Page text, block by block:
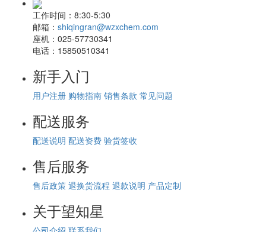
工作时间： 8:30-5:30
邮箱： shiqingran@wzxchem.com
座机： 025-57730341
电话： 15850510341
新手入门
用户注册 购物指南 销售条款 常见问题
配送服务
配送说明 配送资费 验货签收
售后服务
售后政策 退换货流程 退款说明 产品定制
关于望知星